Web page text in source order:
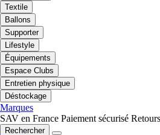
Textile
Ballons
Supporter
Lifestyle
Équipements
Espace Clubs
Entretien physique
Déstockage
Marques
SAV en France Paiement sécurisé
Rechercher